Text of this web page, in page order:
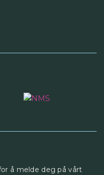
å melde deg på vårt